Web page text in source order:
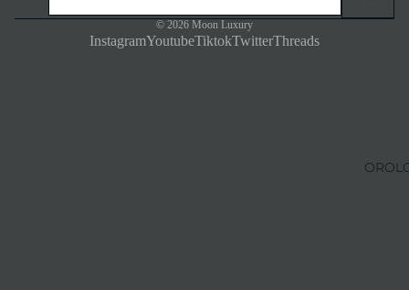
© 2026 Moon Luxury
InstagramYoutubeTiktokTwitterThreads